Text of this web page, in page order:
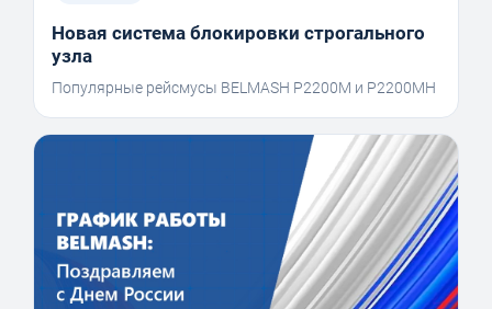
Новая система блокировки строгального
узла
Популярные рейсмусы BELMASH P2200M и P2200MH